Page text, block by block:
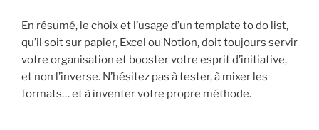
En résumé, le choix et l’usage d’un template to do list,
qu’il soit sur papier, Excel ou Notion, doit toujours servir
votre organisation et booster votre esprit d’initiative,
et non l’inverse. N’hésitez pas à tester, à mixer les
formats… et à inventer votre propre méthode.